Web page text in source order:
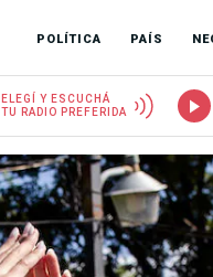
POLÍTICA PAÍS
ELEGÍ Y ESCUCHÁ
TU RADIO PREFERIDA